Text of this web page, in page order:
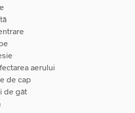
aerului
de cap
de gât